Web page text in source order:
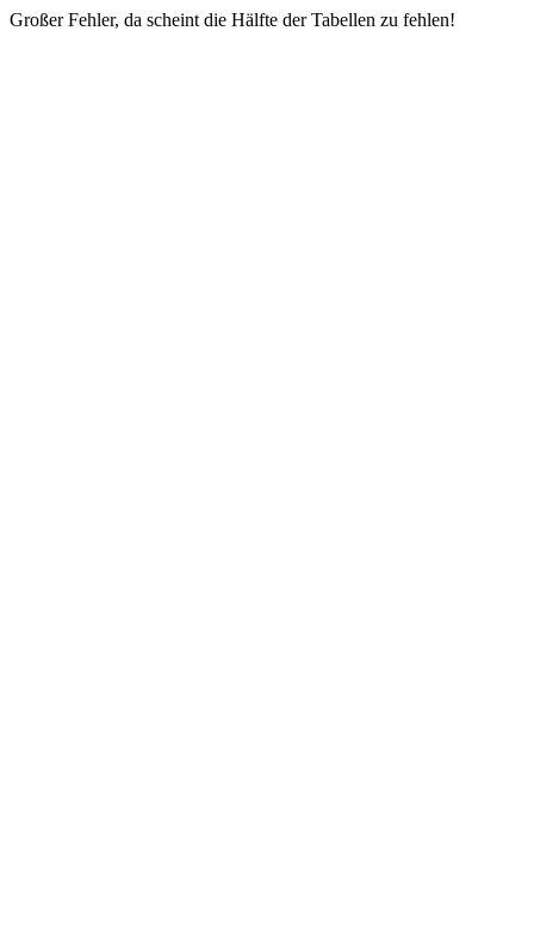
Großer Fehler, da scheint die Hälfte der Tabellen zu fehlen!